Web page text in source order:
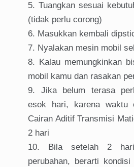
Tuangkan sesuai
(tidak perlu corong)
Masukkan kembali
Nyalakan mesin mobil
Kalau memungkinkan
mobil kamu dan rasakan
Jika belum terasa
esok hari, karena waktu
Cairan Aditif Transmisi
2 hari
Bila setelah 2
perubahan, berarti